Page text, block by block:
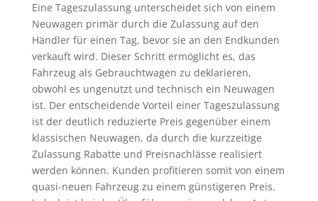
Eine Tageszulassung unterscheidet sich von einem
Neuwagen primär durch die Zulassung auf den
Händler für einen Tag, bevor sie an den Endkunden
verkauft wird. Dieser Schritt ermöglicht es, das
Fahrzeug als Gebrauchtwagen zu deklarieren,
obwohl es ungenutzt und technisch ein Neuwagen
ist. Der entscheidende Vorteil einer Tageszulassung
ist der deutlich reduzierte Preis gegenüber einem
klassischen Neuwagen, da durch die kurzzeitige
Zulassung Rabatte und Preisnachlässe realisiert
werden können. Kunden profitieren somit von einem
quasi-neuen Fahrzeug zu einem günstigeren Preis.